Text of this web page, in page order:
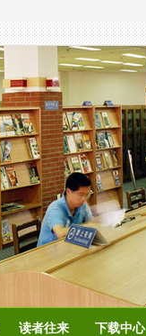
读者往来 下载中心